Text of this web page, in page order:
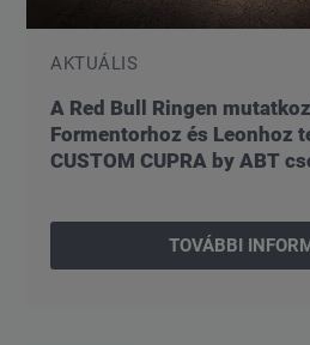
AKTUÁLIS
A Red Bull Ringen
Formentorhoz és Leonhoz
CUSTOM CUPRA by ABT
TOVÁBBI